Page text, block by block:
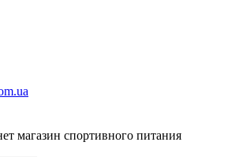
магазин спортивного питания